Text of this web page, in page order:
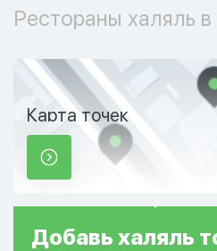
Рестораны халяль в
Карта точек
Добавь халяль